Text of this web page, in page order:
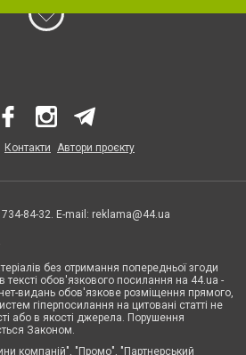
Контакти Автори проєкту
84-32. E-mail: reklama@44.ua
без отримання попередньої згоди
обов'язкового посилання на 44.ua -
видань обов'язкове розміщення прямого,
гіперпосилання на цитовані статті не
або в якості джерела. Порушення
Законом.
компаній", "Промо", "Партнерський